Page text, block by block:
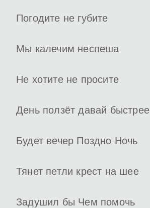
Погодите не губите
Мы калечим неспеша
Не хотите не просите
День ползёт давай быстрее
Будет вечер Поздно Ночь
Тянет петли крест на шее
Задушил бы Чем помочь